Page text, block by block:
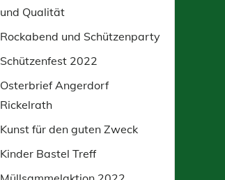
und Qualität
Rockabend und Schützenparty
Schützenfest 2022
Osterbrief Angerdorf
Rickelrath
Kunst für den guten Zweck
Kinder Bastel Treff